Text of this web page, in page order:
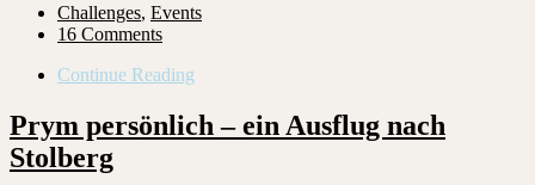
Challenges, Events
16 Comments
Continue Reading
Prym persönlich – ein Ausflug nach
Stolberg